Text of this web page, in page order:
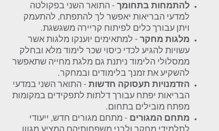
להתמחות בתחומך - התואר השני בפקולטה
למדעי הבריאות יאפשר לך להתפתח, להתעמק
ויתן עבורך כלים לפיתוח קריירה משגשגת.
מלגות מחקר - למתאימים יוענקו מלגות אשר
עשויות להגיע לכדי כיסוי שכר לימוד מלא ובחלק
ממסלולי הלימוד ניתנת גם מלגת מחייה שתאפשר
להשקיע את זמנך בלימודים ובמחקר.
הזדמנויות תעסוקה חדשות - התואר השני במדעי
הבריאות יפתח עבורך דלתות לתפקידים במקומות
מפתח מובילים בתחום.
מתחם המגורים - מתחם מגורים חדש, ייעודי